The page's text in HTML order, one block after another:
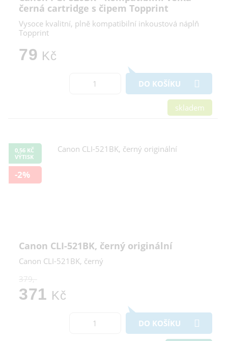
černá cartridge s čipem Topprint
Vysoce kvalitní, plně kompatibilní inkoustová náplň
Topprint
79 Kč
DO KOŠÍKU
skladem
0,56 KČ
VÝTISK
-2%
Canon CLI-521BK, černý originální
Canon CLI-521BK, černý
379,-
371 Kč
DO KOŠÍKU